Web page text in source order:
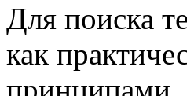
Для поиска
как
принципами.